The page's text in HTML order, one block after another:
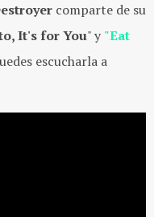
comparte de su
It's for You" y "Eat
escucharla a